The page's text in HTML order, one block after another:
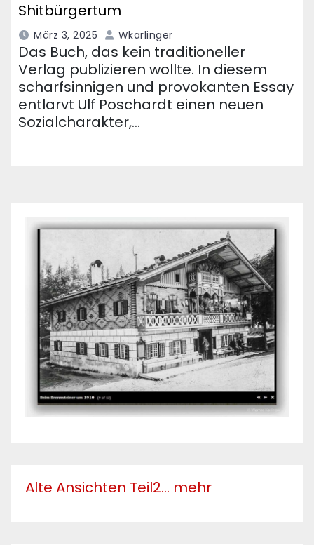
Shitbürgertum
März 3, 2025 Wkarlinger
Das Buch, das kein traditioneller
Verlag publizieren wollte. In diesem
scharfsinnigen und provokanten Essay
entlarvt Ulf Poschardt einen neuen
Sozialcharakter,…
Alte Ansichten Teil2... mehr